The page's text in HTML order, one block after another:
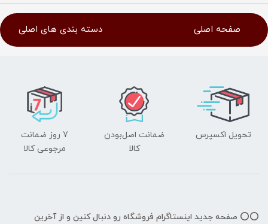
صفحه اصلی دسته بندی های اصلی
تحویل اکسپرس
ضمانت اصل‌بودن
کالا
7 روز ضمانت
مرجوعی کالا
⭕️⭕️ صفحه جدید اینستاگرام فروشگاه رو دنبال کنین و از آخرین